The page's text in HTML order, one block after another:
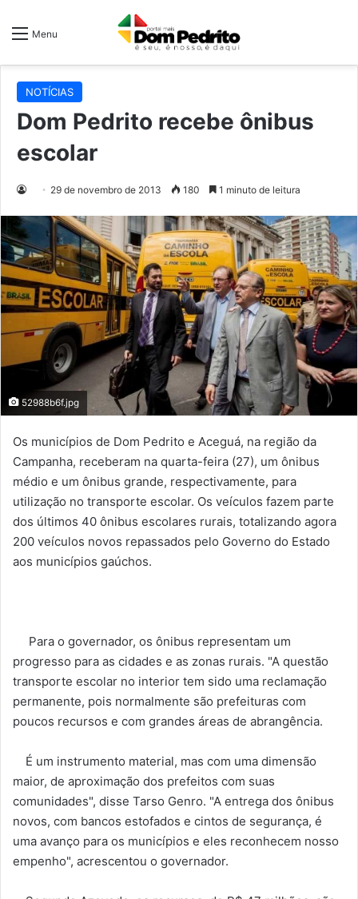
Menu
NOTÍCIAS
Dom Pedrito recebe ônibus
escolar
29 de novembro de 2013 180 1 minuto de leitura
52988b6f.jpg
Os municípios de Dom Pedrito e Aceguá, na região da
Campanha, receberam na quarta-feira (27), um ônibus
médio e um ônibus grande, respectivamente, para
utilização no transporte escolar. Os veículos fazem parte
dos últimos 40 ônibus escolares rurais, totalizando agora
200 veículos novos repassados pelo Governo do Estado
aos municípios gaúchos.
Para o governador, os ônibus representam um
progresso para as cidades e as zonas rurais. "A questão
transporte escolar no interior tem sido uma reclamação
permanente, pois normalmente são prefeituras com
poucos recursos e com grandes áreas de abrangência.
É um instrumento material, mas com uma dimensão
maior, de aproximação dos prefeitos com suas
comunidades", disse Tarso Genro. "A entrega dos ônibus
novos, com bancos estofados e cintos de segurança, é
uma avanço para os municípios e eles reconhecem nosso
empenho", acrescentou o governador.